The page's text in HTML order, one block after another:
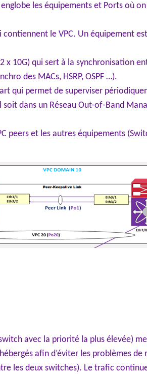
les équipements et Ports où
contiennent le VPC. Un équipement
x 10G) qui sert à la synchronisation
des MACs, HSRP, OSPF …).
qui permet de superviser
dans un Réseau Out-of-Band
peers et les autres équipements
avec la priorité la plus élevée)
afin d’éviter les problèmes
les deux switches). Le trafic